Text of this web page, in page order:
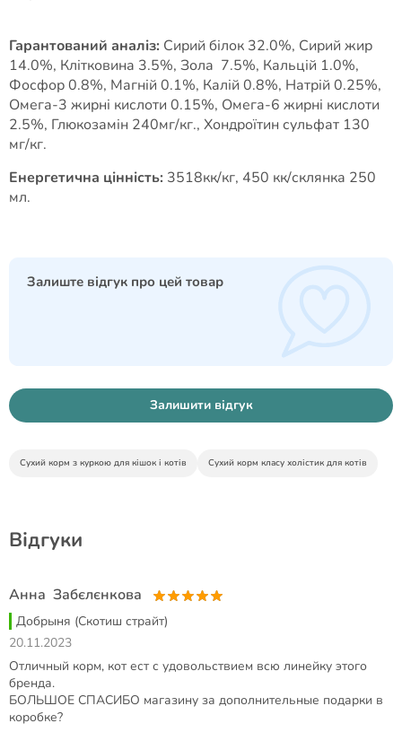
Гарантований аналіз: Сирий білок 32.0%, Сирий жир
14.0%, Клітковина 3.5%, Зола 7.5%, Кальцій 1.0%,
Фосфор 0.8%, Магній 0.1%, Калій 0.8%, Натрій 0.25%,
Омега-3 жирні кислоти 0.15%, Омега-6 жирні кислоти
2.5%, Глюкозамін 240мг/кг., Хондроїтин сульфат 130
мг/кг.
Енергетична цінність: 3518кк/кг, 450 кк/склянка 250
мл.
Залиште відгук про цей товар
Залишити відгук
Сухий корм з куркою для кішок і котів Сухий корм класу холістик для котів
Відгуки
Анна Забєлєнкова
Добрыня (Скотиш страйт)
20.11.2023
Отличный корм, кот ест с удовольствием всю линейку этого
бренда.
БОЛЬШОЕ СПАСИБО магазину за дополнительные подарки в
коробке?